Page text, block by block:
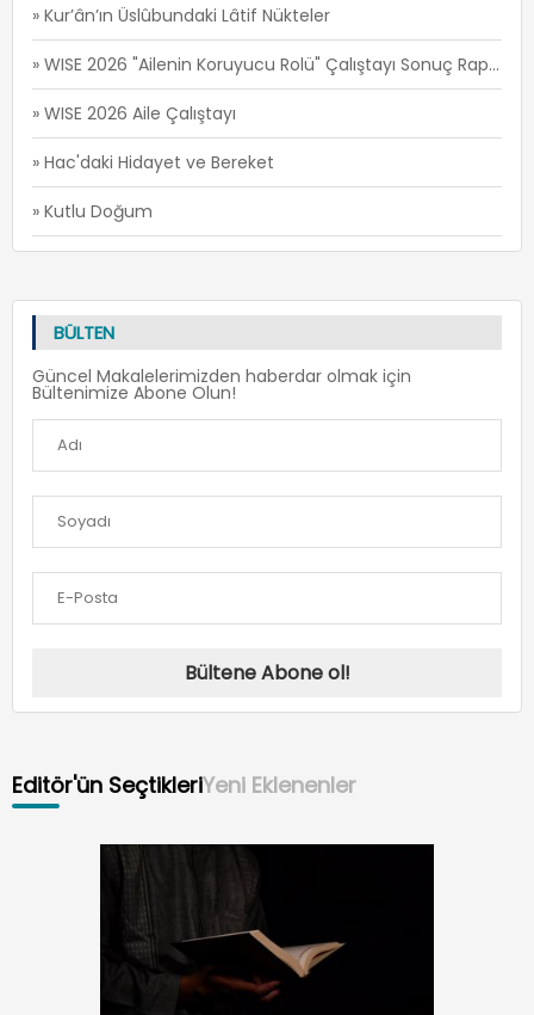
» Kur’ân’ın Üslûbundaki Lâtif Nükteler
» WISE 2026 "Ailenin Koruyucu Rolü" Çalıştayı Sonuç Raporu
» WISE 2026 Aile Çalıştayı
» Hac'daki Hidayet ve Bereket
» Kutlu Doğum
BÜLTEN
Güncel Makalelerimizden haberdar olmak için
Bültenimize Abone Olun!
Bültene Abone ol!
Editör'ün SeçtikleriYeni Eklenenler